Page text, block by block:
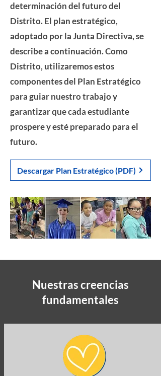
determinación del futuro del
Distrito. El plan estratégico,
adoptado por la Junta Directiva, se
describe a continuación. Como
Distrito, utilizaremos estos
componentes del Plan Estratégico
para guiar nuestro trabajo y
garantizar que cada estudiante
prospere y esté preparado para el
futuro.
Descargar Plan Estratégico (PDF)
Nuestras creencias
fundamentales